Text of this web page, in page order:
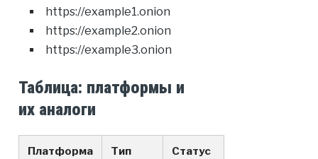
https://example1.onion
https://example2.onion
https://example3.onion
Таблица: платформы и
их аналоги
Платформа Тип Статус